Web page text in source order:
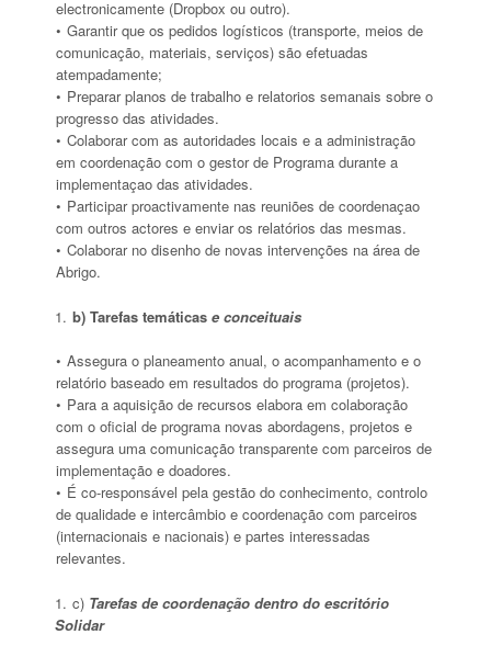
electronicamente (Dropbox ou outro).
Garantir que os pedidos logísticos (transporte, meios de
comunicação, materiais, serviços) são efetuadas
atempadamente;
Preparar planos de trabalho e relatorios semanais sobre o
progresso das atividades.
Colaborar com as autoridades locais e a administração
em coordenação com o gestor de Programa durante a
implementaçao das atividades.
Participar proactivamente nas reuniões de coordenaçao
com outros actores e enviar os relatórios das mesmas.
Colaborar no disenho de novas intervenções na área de
Abrigo.
b) Tarefas temáticase conceituais
Assegura o planeamento anual, o acompanhamento e o
relatório baseado em resultados do programa (projetos).
Para a aquisição de recursos elabora em colaboração
com o oficial de programa novas abordagens, projetos e
assegura uma comunicação transparente com parceiros de
implementação e doadores.
É co-responsável pela gestão do conhecimento, controlo
de qualidade e intercâmbio e coordenação com parceiros
(internacionais e nacionais) e partes interessadas
relevantes.
c) Tarefas de coordenação dentro do escritório
Solidar